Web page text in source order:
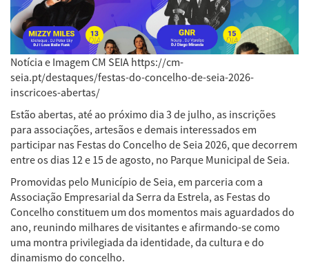
Notícia e Imagem CM SEIA https://cm-
seia.pt/destaques/festas-do-concelho-de-seia-2026-
inscricoes-abertas/
Estão abertas, até ao próximo dia 3 de julho, as inscrições
para associações, artesãos e demais interessados em
participar nas Festas do Concelho de Seia 2026, que decorrem
entre os dias 12 e 15 de agosto, no Parque Municipal de Seia.
Promovidas pelo Município de Seia, em parceria com a
Associação Empresarial da Serra da Estrela, as Festas do
Concelho constituem um dos momentos mais aguardados do
ano, reunindo milhares de visitantes e afirmando-se como
uma montra privilegiada da identidade, da cultura e do
dinamismo do concelho.